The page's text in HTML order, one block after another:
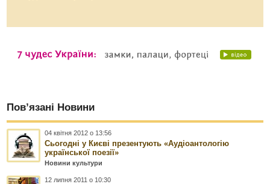
Пов’язані Новини
04 квітня 2012 о 13:56
Сьогодні у Києві презентують «Аудіоантологію
української поезії»
Новини культури
12 липня 2011 о 10:30